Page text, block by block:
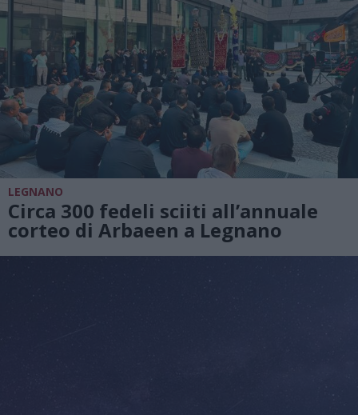
LEGNANO
Circa 300 fedeli sciiti all’annuale
corteo di Arbaeen a Legnano